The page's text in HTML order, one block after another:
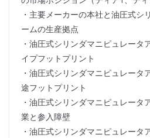
・主要メーカーの本社と油圧式シ
ームの生産拠点
・油圧式シリンダマニピュレータ
イプフットプリント
・油圧式シリンダマニピュレータ
途フットプリント
・油圧式シリンダマニピュレータ
業と参入障壁
・油圧式シリンダマニピュレータ